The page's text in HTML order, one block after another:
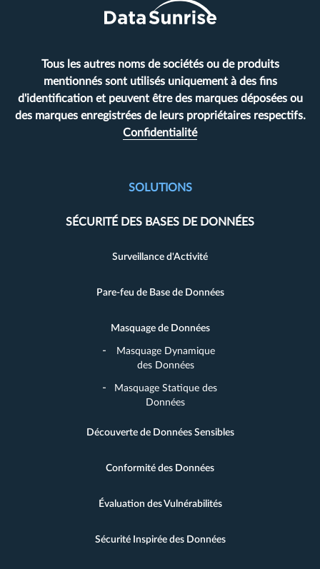
Tous les autres noms de sociétés ou de produits
mentionnés sont utilisés uniquement à des fins
d'identification et peuvent être des marques déposées ou
des marques enregistrées de leurs propriétaires respectifs.
Confidentialité
SOLUTIONS
SÉCURITÉ DES BASES DE DONNÉES
Surveillance d'Activité
Pare-feu de Base de Données
Masquage de Données
Masquage Dynamique
des Données
Masquage Statique des
Données
Découverte de Données Sensibles
Conformité des Données
Évaluation des Vulnérabilités
Sécurité Inspirée des Données